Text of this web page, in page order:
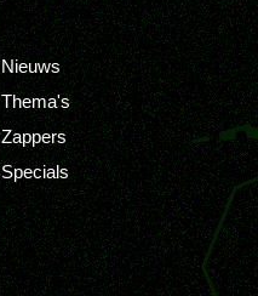
Nieuws
Thema's
Zappers
Specials